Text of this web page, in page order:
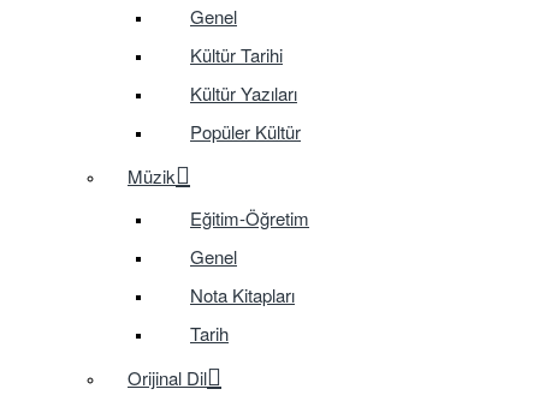
Genel
Kültür Tarihi
Kültür Yazıları
Popüler Kültür
Müzik
Eğitim-Öğretim
Genel
Nota Kitapları
Tarih
Orijinal Dil